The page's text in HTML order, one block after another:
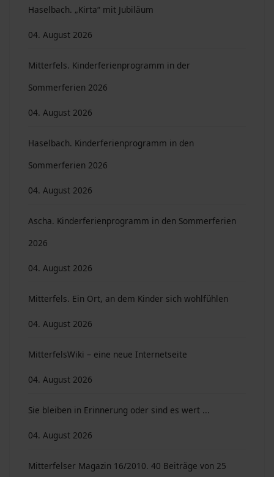
Haselbach. „Kirta“ mit Jubiläum
04. August 2026
Mitterfels. Kinderferienprogramm in der
Sommerferien 2026
04. August 2026
Haselbach. Kinderferienprogramm in den
Sommerferien 2026
04. August 2026
Ascha. Kinderferienprogramm in den Sommerferien
2026
04. August 2026
Mitterfels. Ein Ort, an dem Kinder sich wohlfühlen
04. August 2026
MitterfelsWiki – eine neue Internetseite
04. August 2026
Sie bleiben in Erinnerung oder sind es wert ...
04. August 2026
Mitterfelser Magazin 16/2010. 40 Beiträge von 25